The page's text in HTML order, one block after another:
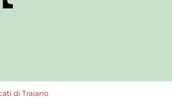
di Traiano